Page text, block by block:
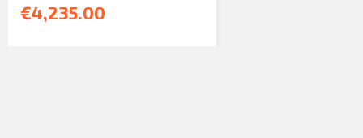
€4,235.00